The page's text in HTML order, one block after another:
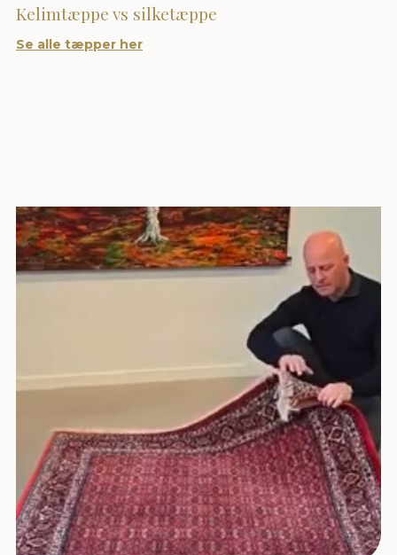
Kelimtæppe vs silketæppe
Se alle tæpper her